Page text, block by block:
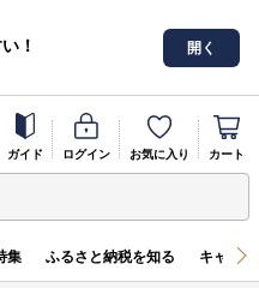
！
開く
ガイド ログイン お気に入り カート
集 ふるさと納税を知る キャン